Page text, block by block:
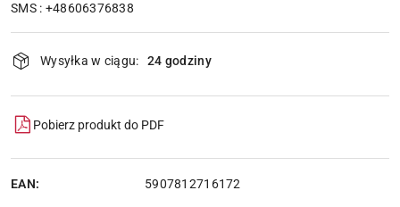
SMS : +48606376838
i
dostawa
Wysyłka w ciągu: 24 godziny
Pobierz produkt do PDF
EAN: 5907812716172